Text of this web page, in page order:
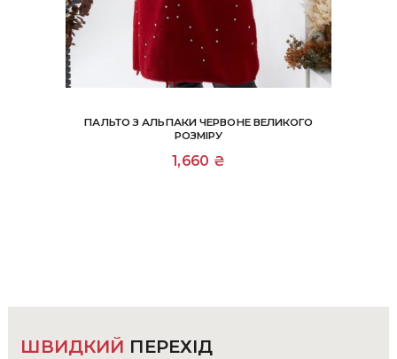
ПАЛЬТО З АЛЬПАКИ ЧЕРВОНЕ ВЕЛИКОГО
РОЗМІРУ
1,660 ₴
ШВИДКИЙ ПЕРЕХІД